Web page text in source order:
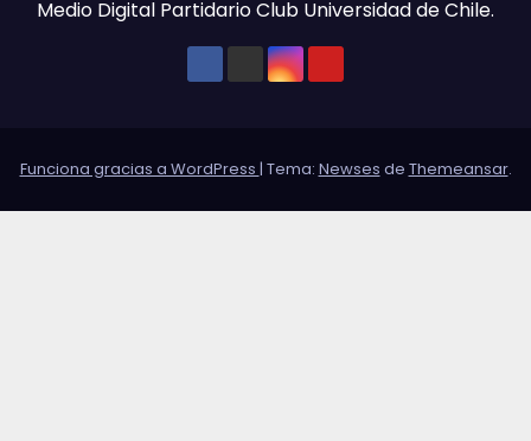
Medio Digital Partidario Club Universidad de Chile.
Funciona gracias a WordPress | Tema: Newses de Themeansar.